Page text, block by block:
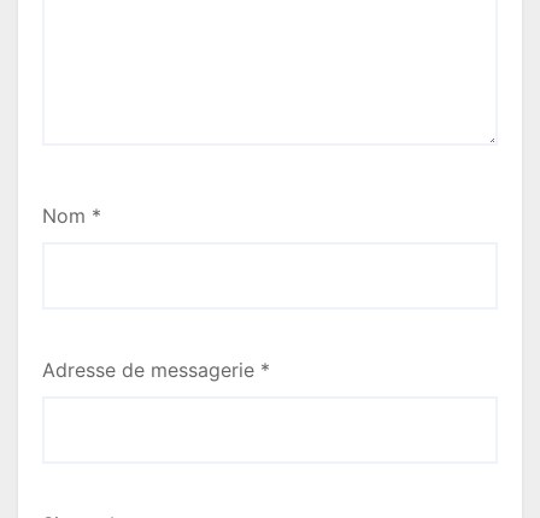
t
l
Nom *
Adresse de messagerie *